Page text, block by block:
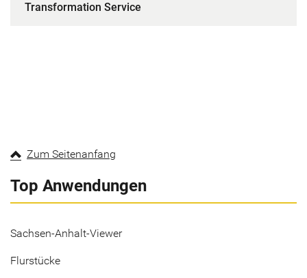
Transformation Service
Zum Seitenanfang
Top Anwendungen
Sachsen-Anhalt-Viewer
Flurstücke